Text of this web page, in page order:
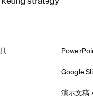
Google
演示文稿